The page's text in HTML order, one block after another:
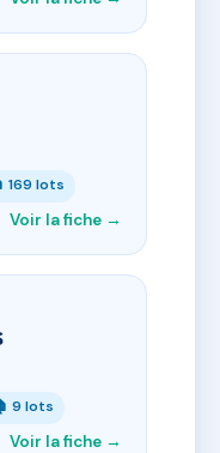
169 lots
Voir la fiche →
9 lots
Voir la fiche →